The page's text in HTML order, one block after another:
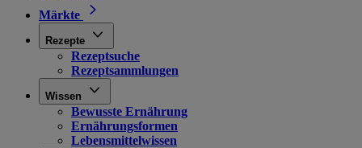
Märkte
Rezepte
Rezeptsuche
Rezeptsammlungen
Wissen
Bewusste Ernährung
Ernährungsformen
Lebensmittelwissen